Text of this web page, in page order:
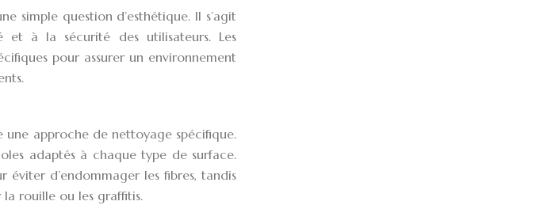
simple question d’esthétique. Il s’agit
à la sécurité des utilisateurs. Les
pour assurer un environnement
une approche de nettoyage spécifique.
adaptés à chaque type de surface.
d’endommager les fibres, tandis
rouille ou les graffitis.